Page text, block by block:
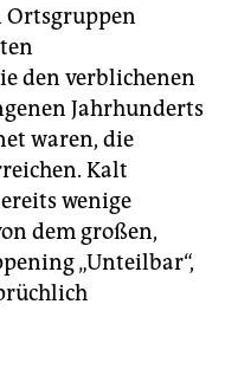
Ortsgruppen
den verblichenen
Jahrhunderts
waren, die
Kalt
wenige
dem großen,
„Unteilbar“,